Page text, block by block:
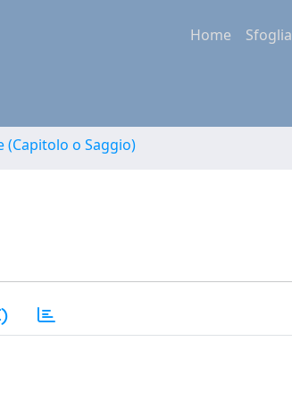
Home Sfoglia
o Saggio)